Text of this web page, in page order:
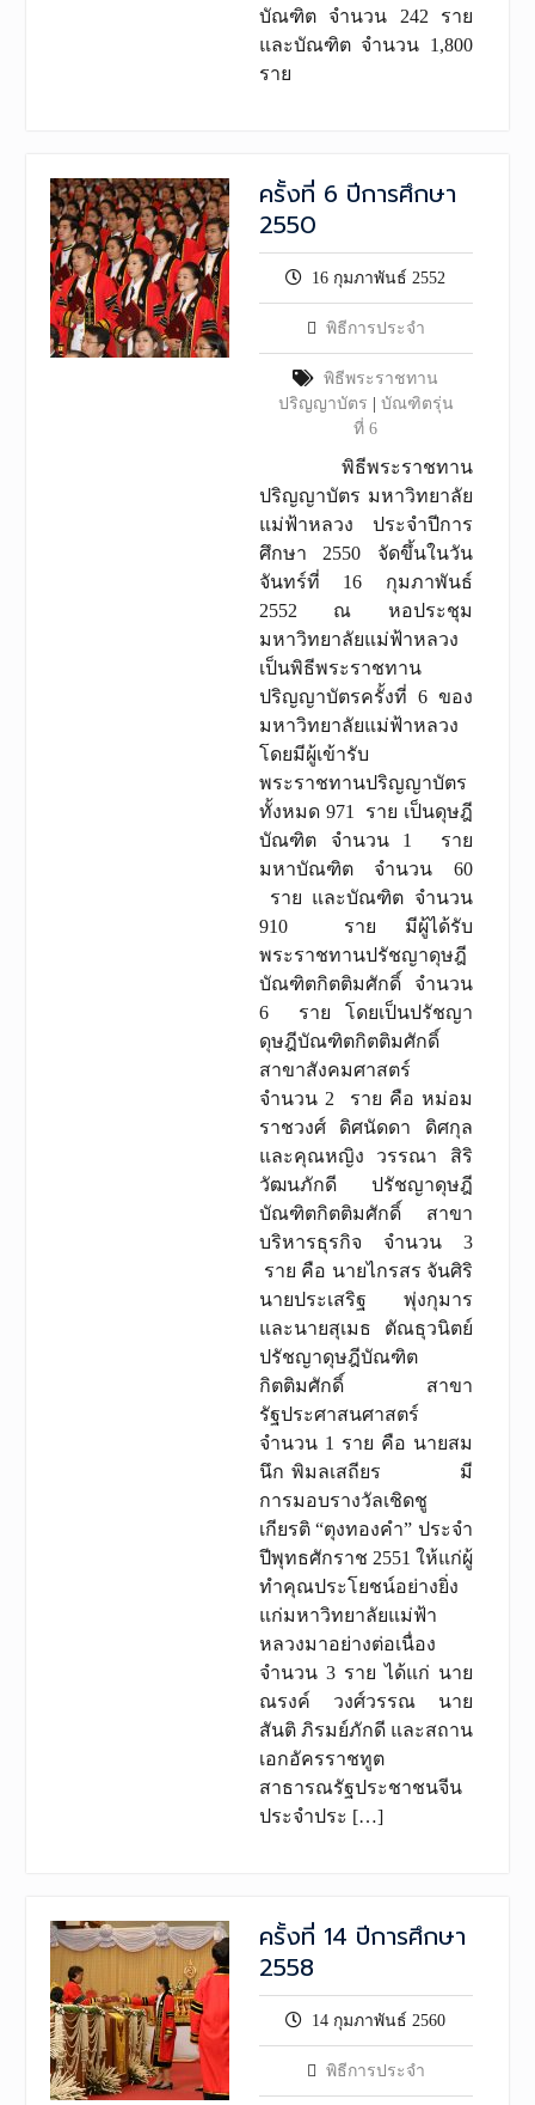
บัณฑิต จำนวน 242 ราย
และบัณฑิต จำนวน 1,800
ราย
ครั้งที่ 6 ปีการศึกษา
2550
16 กุมภาพันธ์ 2552
พิธีการประจำ
พิธีพระราชทาน
ปริญญาบัตร
บัณฑิตรุ่น
ที่ 6
พิธีพระราชทาน
ปริญญาบัตร มหาวิทยาลัย
แม่ฟ้าหลวง ประจำปีการ
ศึกษา 2550 จัดขึ้นในวัน
จันทร์ที่ 16 กุมภาพันธ์
2552 ณ หอประชุม
มหาวิทยาลัยแม่ฟ้าหลวง
เป็นพิธีพระราชทาน
ปริญญาบัตรครั้งที่ 6 ของ
มหาวิทยาลัยแม่ฟ้าหลวง
โดยมีผู้เข้ารับ
พระราชทานปริญญาบัตร
ทั้งหมด 971 ราย เป็นดุษฎี
บัณฑิต จำนวน 1 ราย
มหาบัณฑิต จำนวน 60
ราย และบัณฑิต จำนวน
910 ราย มีผู้ได้รับ
พระราชทานปรัชญาดุษฎี
บัณฑิตกิตติมศักดิ์ จำนวน
6 ราย โดยเป็นปรัชญา
ดุษฎีบัณฑิตกิตติมศักดิ์
สาขาสังคมศาสตร์
จำนวน 2 ราย คือ หม่อม
ราชวงศ์ ดิศนัดดา ดิศกุล
และคุณหญิง วรรณา สิริ
วัฒนภักดี ปรัชญาดุษฎี
บัณฑิตกิตติมศักดิ์ สาขา
บริหารธุรกิจ จำนวน 3
ราย คือ นายไกรสร จันศิริ
นายประเสริฐ พุ่งกุมาร
และนายสุเมธ ตัณธุวนิตย์
ปรัชญาดุษฎีบัณฑิต
กิตติมศักดิ์ สาขา
รัฐประศาสนศาสตร์
จำนวน 1 ราย คือ นายสม
นึก พิมลเสถียร มี
การมอบรางวัลเชิดชู
เกียรติ “ตุงทองคำ” ประจำ
ปีพุทธศักราช 2551 ให้แก่ผู้
ทำคุณประโยชน์อย่างยิ่ง
แก่มหาวิทยาลัยแม่ฟ้า
หลวงมาอย่างต่อเนื่อง
จำนวน 3 ราย ได้แก่ นาย
ณรงค์ วงศ์วรรณ นาย
สันติ ภิรมย์ภักดี และสถาน
เอกอัครราชทูต
สาธารณรัฐประชาชนจีน
ประจำประ […]
ครั้งที่ 14 ปีการศึกษา
2558
14 กุมภาพันธ์ 2560
พิธีการประจำ